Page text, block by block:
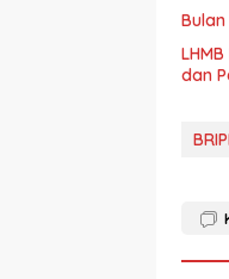
dan